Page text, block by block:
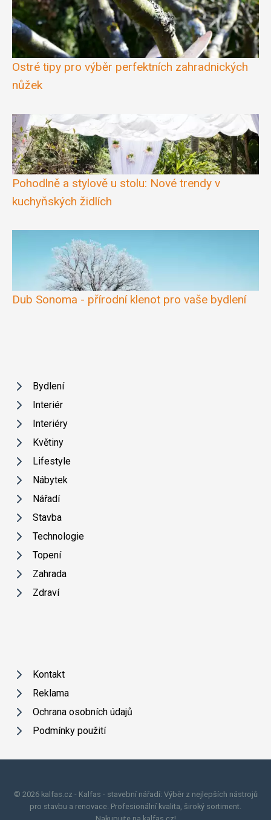
Ostré tipy pro výběr perfektních zahradnických
nůžek
Pohodlně a stylově u stolu: Nové trendy v
kuchyňských židlích
Dub Sonoma - přírodní klenot pro vaše bydlení
Bydlení
Interiér
Interiéry
Květiny
Lifestyle
Nábytek
Nářadí
Stavba
Technologie
Topení
Zahrada
Zdraví
Kontakt
Reklama
Ochrana osobních údajů
Podmínky použití
© 2026 kalfas.cz - Kalfas - stavební nářadí: Výběr z nejlepších nástrojů
pro stavbu a renovace. Profesionální kvalita, široký sortiment.